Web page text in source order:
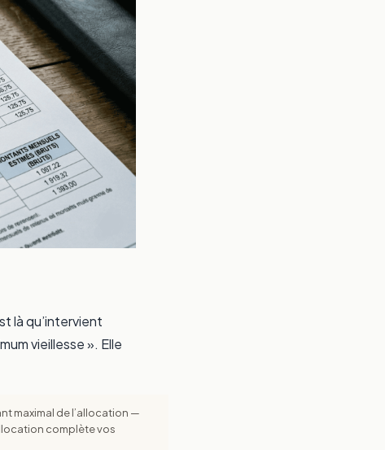
là qu’intervient
vieillesse ». Elle
maximal de l’allocation —
complète vos